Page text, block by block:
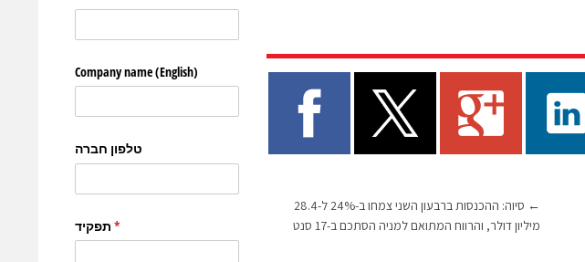
←
סיוה: ההכנסות ברבעון השני צמחו ב-24% ל-28.4
מיליון דולר, והרווח המתואם למניה הסתכם ב-17 סנט